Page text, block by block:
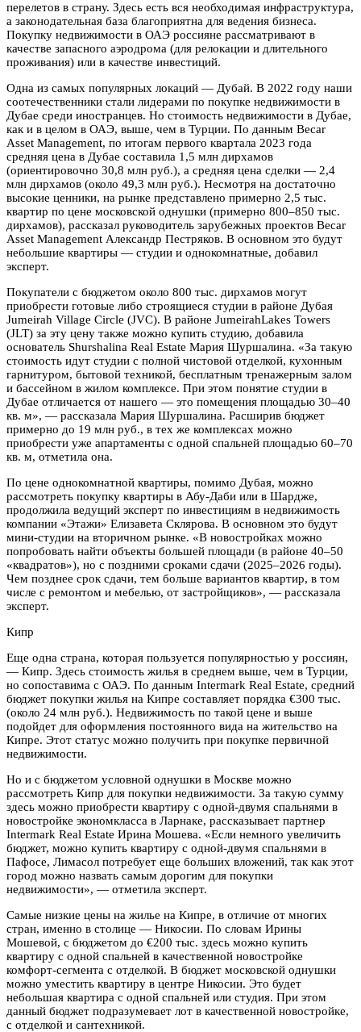
перелетов в страну. Здесь есть вся необходимая инфраструктура,
а законодательная база благоприятна для ведения бизнеса.
Покупку недвижимости в ОАЭ россияне рассматривают в
качестве запасного аэродрома (для релокации и длительного
проживания) или в качестве инвестиций.
Одна из самых популярных локаций — Дубай. В 2022 году наши
соотечественники стали лидерами по покупке недвижимости в
Дубае среди иностранцев. Но стоимость недвижимости в Дубае,
как и в целом в ОАЭ, выше, чем в Турции. По данным Becar
Asset Management, по итогам первого квартала 2023 года
средняя цена в Дубае cоставила 1,5 млн дирхамов
(ориентировочно 30,8 млн руб.), а средняя цена сделки — 2,4
млн дирхамов (около 49,3 млн руб.). Несмотря на достаточно
высокие ценники, на рынке представлено примерно 2,5 тыс.
квартир по цене московской однушки (примерно 800–850 тыс.
дирхамов), рассказал руководитель зарубежных проектов Becar
Asset Management Александр Пестряков. В основном это будут
небольшие квартиры — студии и однокомнатные, добавил
эксперт.
Покупатели с бюджетом около 800 тыс. дирхамов могут
приобрести готовые либо строящиеся студии в районе Дубая
Jumeirah Village Circle (JVC). В районе JumeirahLakes Towers
(JLT) за эту цену также можно купить студию, добавила
основатель Shurshalina Real Estate Мария Шуршалина. «За такую
стоимость идут студии с полной чистовой отделкой, кухонным
гарнитуром, бытовой техникой, бесплатным тренажерным залом
и бассейном в жилом комплексе. При этом понятие студии в
Дубае отличается от нашего — это помещения площадью 30–40
кв. м», — рассказала Мария Шуршалина. Расширив бюджет
примерно до 19 млн руб., в тех же комплексах можно
приобрести уже апартаменты с одной спальней площадью 60–70
кв. м, отметила она.
По цене однокомнатной квартиры, помимо Дубая, можно
рассмотреть покупку квартиры в Абу-Даби или в Шардже,
продолжила ведущий эксперт по инвестициям в недвижимость
компании «Этажи» Елизавета Склярова. В основном это будут
мини-студии на вторичном рынке. «В новостройках можно
попробовать найти объекты большей площади (в районе 40–50
«квадратов»), но с поздними сроками сдачи (2025–2026 годы).
Чем позднее срок сдачи, тем больше вариантов квартир, в том
числе с ремонтом и мебелью, от застройщиков», — рассказала
эксперт.
Кипр
Еще одна страна, которая пользуется популярностью у россиян,
— Кипр. Здесь стоимость жилья в среднем выше, чем в Турции,
но сопоставима с ОАЭ. По данным Intermark Real Estate, средний
бюджет покупки жилья на Кипре составляет порядка €300 тыс.
(около 24 млн руб.). Недвижимость по такой цене и выше
подойдет для оформления постоянного вида на жительство на
Кипре. Этот статус можно получить при покупке первичной
недвижимости.
Но и с бюджетом условной однушки в Москве можно
рассмотреть Кипр для покупки недвижимости. За такую сумму
здесь можно приобрести квартиру с одной-двумя спальнями в
новостройке экономкласса в Ларнаке, рассказывает партнер
Intermark Real Estate Ирина Мошева. «Если немного увеличить
бюджет, можно купить квартиру с одной-двумя спальнями в
Пафосе, Лимасол потребует еще больших вложений, так как этот
город можно назвать самым дорогим для покупки
недвижимости», — отметила эксперт.
Самые низкие цены на жилье на Кипре, в отличие от многих
стран, именно в столице — Никосии. По словам Ирины
Мошевой, с бюджетом до €200 тыс. здесь можно купить
квартиру с одной спальней в качественной новостройке
комфорт-сегмента с отделкой. В бюджет московской однушки
можно уместить квартиру в центре Никосии. Это будет
небольшая квартира с одной спальней или студия. При этом
данный бюджет подразумевает лот в качественной новостройке,
с отделкой и сантехникой.